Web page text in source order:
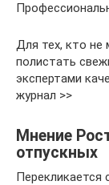
Для тех, кто не
полистать
экспертами
журнал >>
Мнение
отпускных